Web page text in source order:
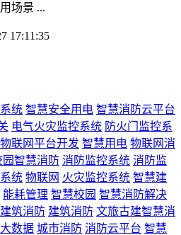
场景 ...
17:11:35
统 智慧安全用电 智慧消防云平台
电气火灾监控系统 防火门监控系
物联网平台开发 智慧用电 物联网消
园智慧消防 消防监控系统 消防监
统 物联网 火灾监控系统 智慧建
能耗管理 智慧校园 智慧消防解决
筑消防 建筑消防 文旅古建智慧消
数据 城市消防 消防云平台 智慧